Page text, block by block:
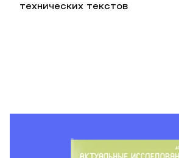
технических текстов